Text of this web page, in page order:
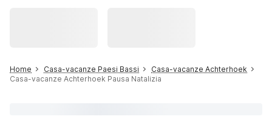
Home Casa-vacanze Paesi Bassi
Casa-vacanze Achterhoek
Casa-vacanze Achterhoek Pausa Natalizia